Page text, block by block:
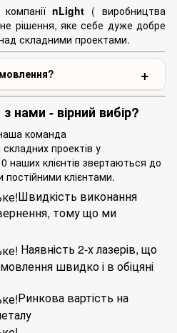
компаніїnLight ( виробництва
рішення, яке себе дуже добре
складними проектами.
нами - вірний вибір?
команда
складних проектів у
наших клієнтів звертаються до
клієнтами.
Швидкість виконання
тому що ми
Наявність 2-х лазерів, що
швидко і в обіцяні
Ринкова вартість на